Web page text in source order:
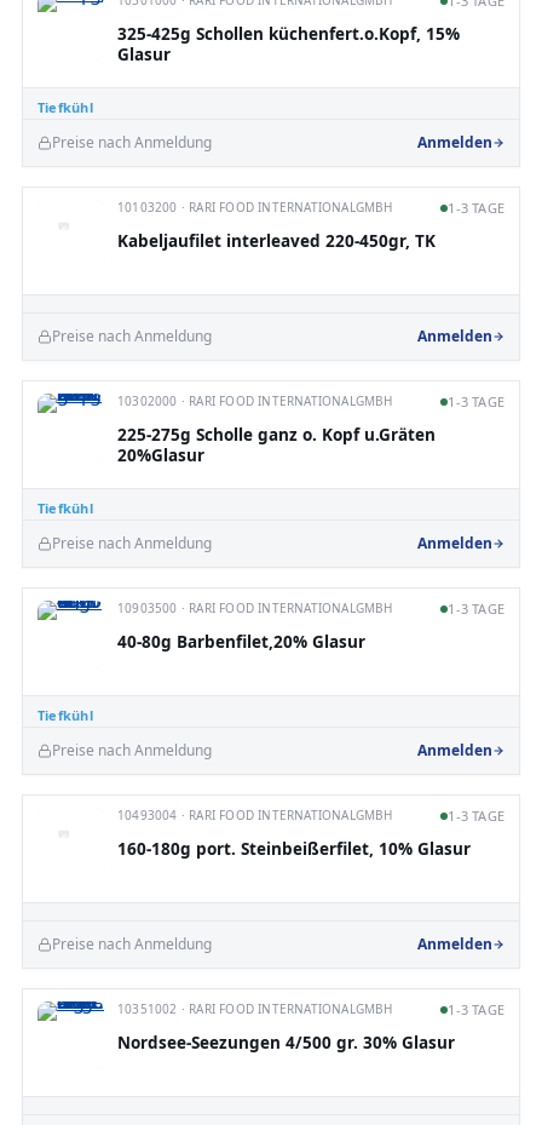
Tiefkühl
325-425g Schollen küchenfert.o.Kopf, 15%
Glasur
Preise nach Anmeldung Anmelden
10103200 · RARI FOOD INTERNATIONALGMBH 1-3 TAGE
Kabeljaufilet interleaved 220-450gr, TK
Preise nach Anmeldung Anmelden
Tiefkühl
10302000 · RARI FOOD INTERNATIONALGMBH 1-3 TAGE
225-275g Scholle ganz o. Kopf u.Gräten
20%Glasur
Preise nach Anmeldung Anmelden
Tiefkühl
10903500 · RARI FOOD INTERNATIONALGMBH 1-3 TAGE
40-80g Barbenfilet,20% Glasur
Preise nach Anmeldung Anmelden
10493004 · RARI FOOD INTERNATIONALGMBH 1-3 TAGE
160-180g port. Steinbeißerfilet, 10% Glasur
Preise nach Anmeldung Anmelden
10351002 · RARI FOOD INTERNATIONALGMBH 1-3 TAGE
Nordsee-Seezungen 4/500 gr. 30% Glasur